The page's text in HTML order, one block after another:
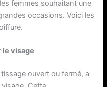
femmes souhaitant une
occasions. Voici les
le visage
ouvert ou fermé, a